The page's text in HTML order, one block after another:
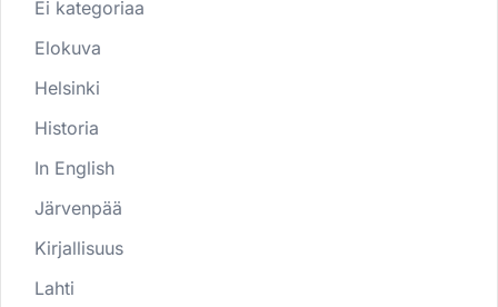
Ei kategoriaa
Elokuva
Helsinki
Historia
In English
Järvenpää
Kirjallisuus
Lahti